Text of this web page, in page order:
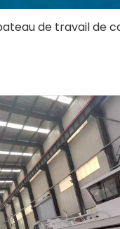
de travail de